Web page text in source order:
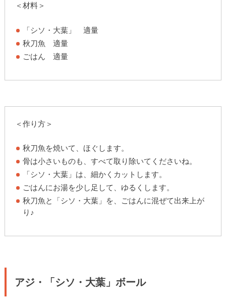
＜材料＞
「シソ・大葉」 適量
秋刀魚 適量
ごはん 適量
＜作り方＞
秋刀魚を焼いて、ほぐします。
骨は小さいものも、すべて取り除いてくださいね。
「シソ・大葉」は、細かくカットします。
ごはんにお湯を少し足して、ゆるくします。
秋刀魚と「シソ・大葉」を、ごはんに混ぜて出来上が
り♪
アジ・「シソ・大葉」ボール